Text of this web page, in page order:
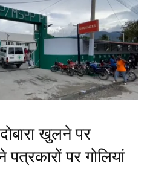
खुलने पर
पत्रकारों पर गोलियां